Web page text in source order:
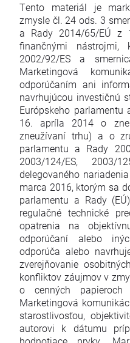
Tento materiál je
zmysle čl. 24 ods. 3
a Rady 2014/65/EÚ
finančnými
2002/92/ES a
Marketingová
odporúčaním ani
navrhujúcou investičnú
Európskeho
16. apríla 2014 o
zneužívaní trhu) a o
parlamentu a Rady
2003/124/ES,
delegovaného
marca 2016, ktorým sa
parlamentu a Rady
regulačné technické
opatrenia na
odporúčaní alebo
odporúča alebo
zverejňovanie
konfliktov záujmov v
o cenných papieroch
Marketingová
starostlivosťou,
autorovi k dátumu